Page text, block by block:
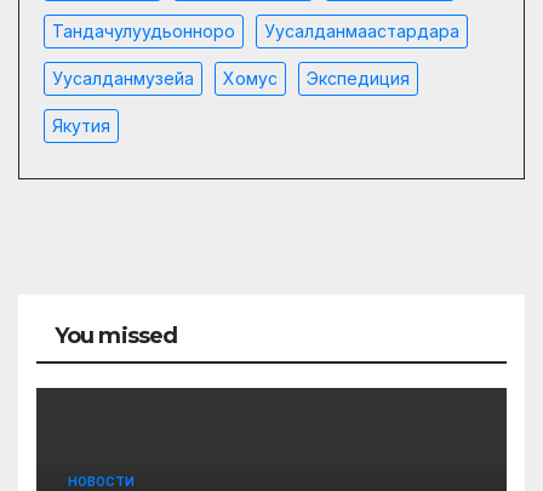
Тандачулуудьонноро Уусалданмаастардара
Уусалданмузейа Хомус Экспедиция
Якутия
You missed
НОВОСТИ